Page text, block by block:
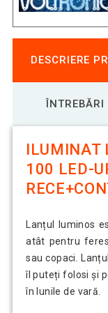
DESCRIERE
ILUMINAT
100 LED-
Lanțul luminos
atât pentru
sau copaci.
îl puteți folosi și
în lunile de vară.